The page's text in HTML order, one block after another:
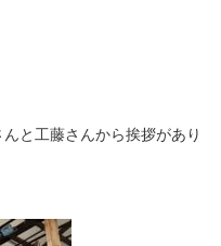
と工藤さんから挨拶があり